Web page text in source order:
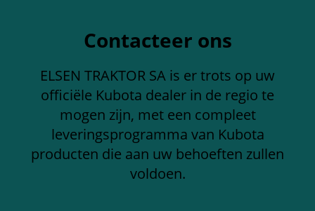
Contacteer ons
ELSEN TRAKTOR SA is er trots op uw
officiële Kubota dealer in de regio te
mogen zijn, met een compleet
leveringsprogramma van Kubota
producten die aan uw behoeften zullen
voldoen.